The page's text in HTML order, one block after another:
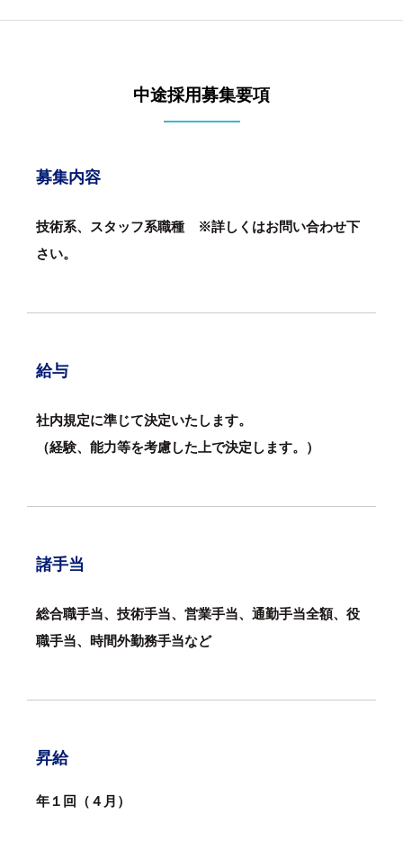
中途採用募集要項
募集内容
技術系、スタッフ系職種 ※詳しくはお問い合わせ下
さい。
給与
社内規定に準じて決定いたします。
（経験、能力等を考慮した上で決定します。）
諸手当
総合職手当、技術手当、営業手当、通勤手当全額、役
職手当、時間外勤務手当など
昇給
年１回（４月）